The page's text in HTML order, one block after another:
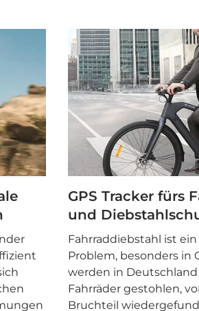
GPS Tracker fürs
und
Fahrraddiebstahl ist
Problem, besonders in
werden in
Fahrräder gestohlen,
Bruchteil